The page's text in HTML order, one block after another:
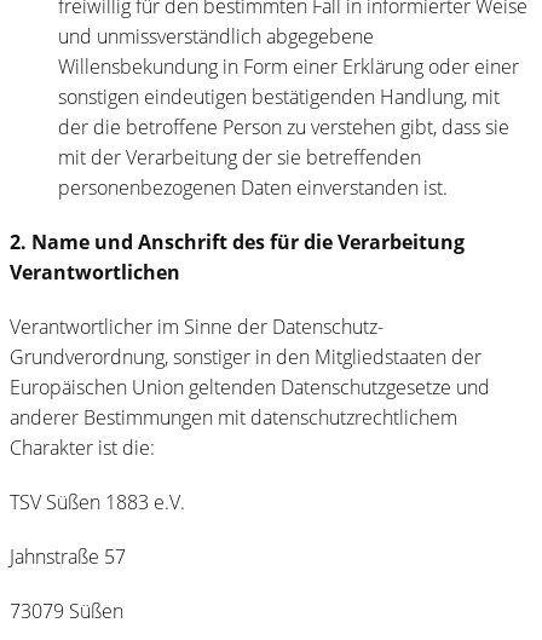
freiwillig für den bestimmten Fall in informierter Weise
und unmissverständlich abgegebene
Willensbekundung in Form einer Erklärung oder einer
sonstigen eindeutigen bestätigenden Handlung, mit
der die betroffene Person zu verstehen gibt, dass sie
mit der Verarbeitung der sie betreffenden
personenbezogenen Daten einverstanden ist.
2. Name und Anschrift des für die Verarbeitung
Verantwortlichen
Verantwortlicher im Sinne der Datenschutz-
Grundverordnung, sonstiger in den Mitgliedstaaten der
Europäischen Union geltenden Datenschutzgesetze und
anderer Bestimmungen mit datenschutzrechtlichem
Charakter ist die:
TSV Süßen 1883 e.V.
Jahnstraße 57
73079 Süßen